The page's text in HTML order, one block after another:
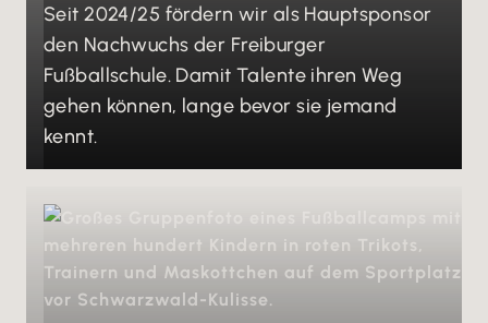
Seit 2024/25 fördern wir als Hauptsponsor
den Nachwuchs der Freiburger
Fußballschule. Damit Talente ihren Weg
gehen können, lange bevor sie jemand
kennt.